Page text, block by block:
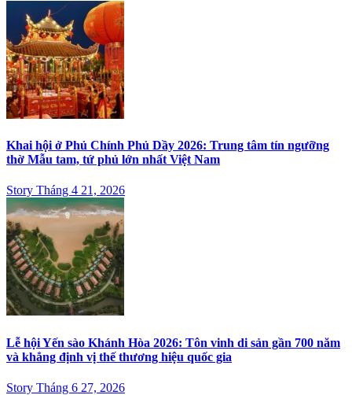
Khai hội ở Phủ Chính Phủ Dầy 2026: Trung tâm tín ngưỡng
thờ Mẫu tam, tứ phủ lớn nhất Việt Nam
Story Tháng 4 21, 2026
Lễ hội Yến sào Khánh Hòa 2026: Tôn vinh di sản gần 700 năm
và khẳng định vị thế thương hiệu quốc gia
Story Tháng 6 27, 2026